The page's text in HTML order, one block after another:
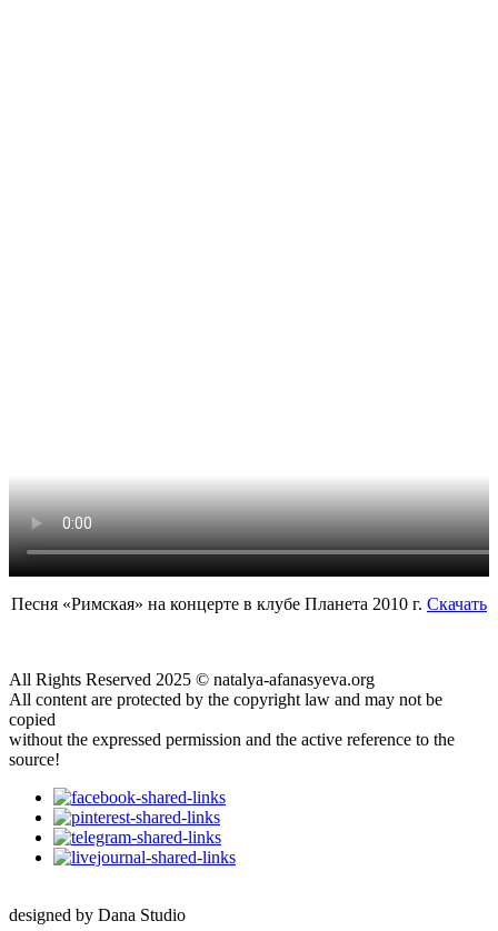
Песня «Римская» на концерте в клубе Планета 2010 г. Скачать
All Rights Reserved 2025 © natalya-afanasyeva.org
All content are protected by the copyright law and may not be
copied
without the expressed permission and the active reference to the
source!
designed by Dana Studio